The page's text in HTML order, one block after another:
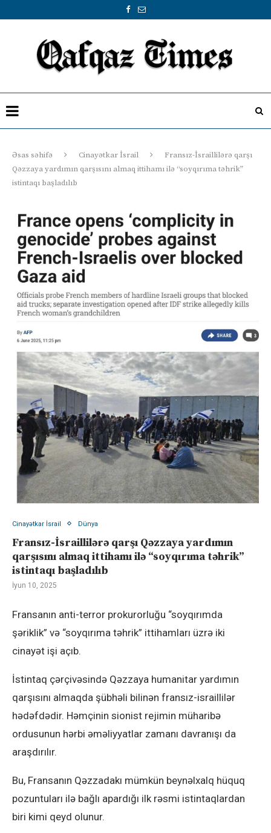
Əsas səhifə Cinayətkar İsrail
Fransız-İsraillilərə qarşı
Qəzzaya yardımın qarşısını almaq ittihamı ilə “soyqırıma təhrik”
istintaqı başladılıb
Cinayətkar İsrail Dünya
Fransız-İsraillilərə qarşı Qəzzaya yardımın
qarşısını almaq ittihamı ilə “soyqırıma təhrik”
istintaqı başladılıb
İyun 10, 2025
Fransanın anti-terror prokurorluğu “soyqırımda
şəriklik” və “soyqırıma təhrik” ittihamları üzrə iki
cinayət işi açıb.
İstintaq çərçivəsində Qəzzaya humanitar yardımın
qarşısını almaqda şübhəli bilinən fransız-israillilər
hədəfdədir. Həmçinin sionist rejimin müharibə
ordusunun hərbi əməliyyatlar zamanı davranışı da
araşdırılır.
Bu, Fransanın Qəzzadakı mümkün beynəlxalq hüquq
pozuntuları ilə bağlı apardığı ilk rəsmi istintaqlardan
biri kimi qeyd olunur.